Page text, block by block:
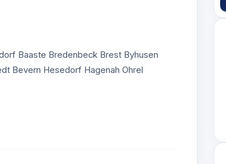
Baaste Bredenbeck Brest Byhusen
Bevern Hesedorf Hagenah Ohrel